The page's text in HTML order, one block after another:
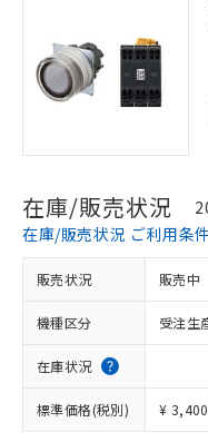
在庫/販売状況
在庫/販売状況 ご利用条件
販売状況 販売中
機種区分 受注生
在庫状況
標準価格(税別) ¥ 3,400